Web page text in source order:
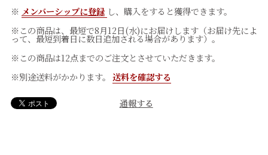
※ メンバーシップに登録 し、購入をすると獲得できます。
※この商品は、最短で8月12日(水)にお届けします（お届け先によ
って、最短到着日に数日追加される場合があります）。
※この商品は12点までのご注文とさせていただきます。
※別途送料がかかります。 送料を確認する
通報する